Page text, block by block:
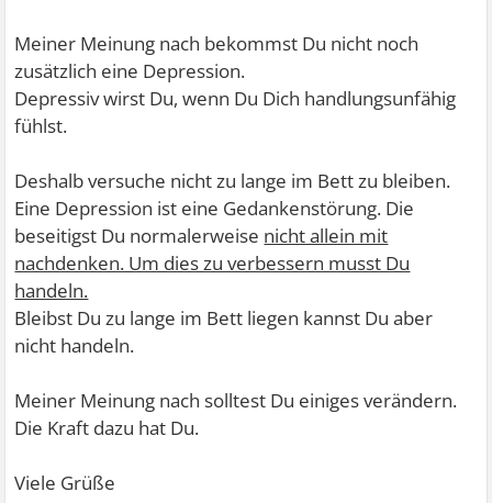
Meiner Meinung nach bekommst Du nicht noch
zusätzlich eine Depression.
Depressiv wirst Du, wenn Du Dich handlungsunfähig
fühlst.
Deshalb versuche nicht zu lange im Bett zu bleiben.
Eine Depression ist eine Gedankenstörung. Die
beseitigst Du normalerweise nicht allein mit
nachdenken. Um dies zu verbessern musst Du
handeln.
Bleibst Du zu lange im Bett liegen kannst Du aber
nicht handeln.
Meiner Meinung nach solltest Du einiges verändern.
Die Kraft dazu hat Du.
Viele Grüße